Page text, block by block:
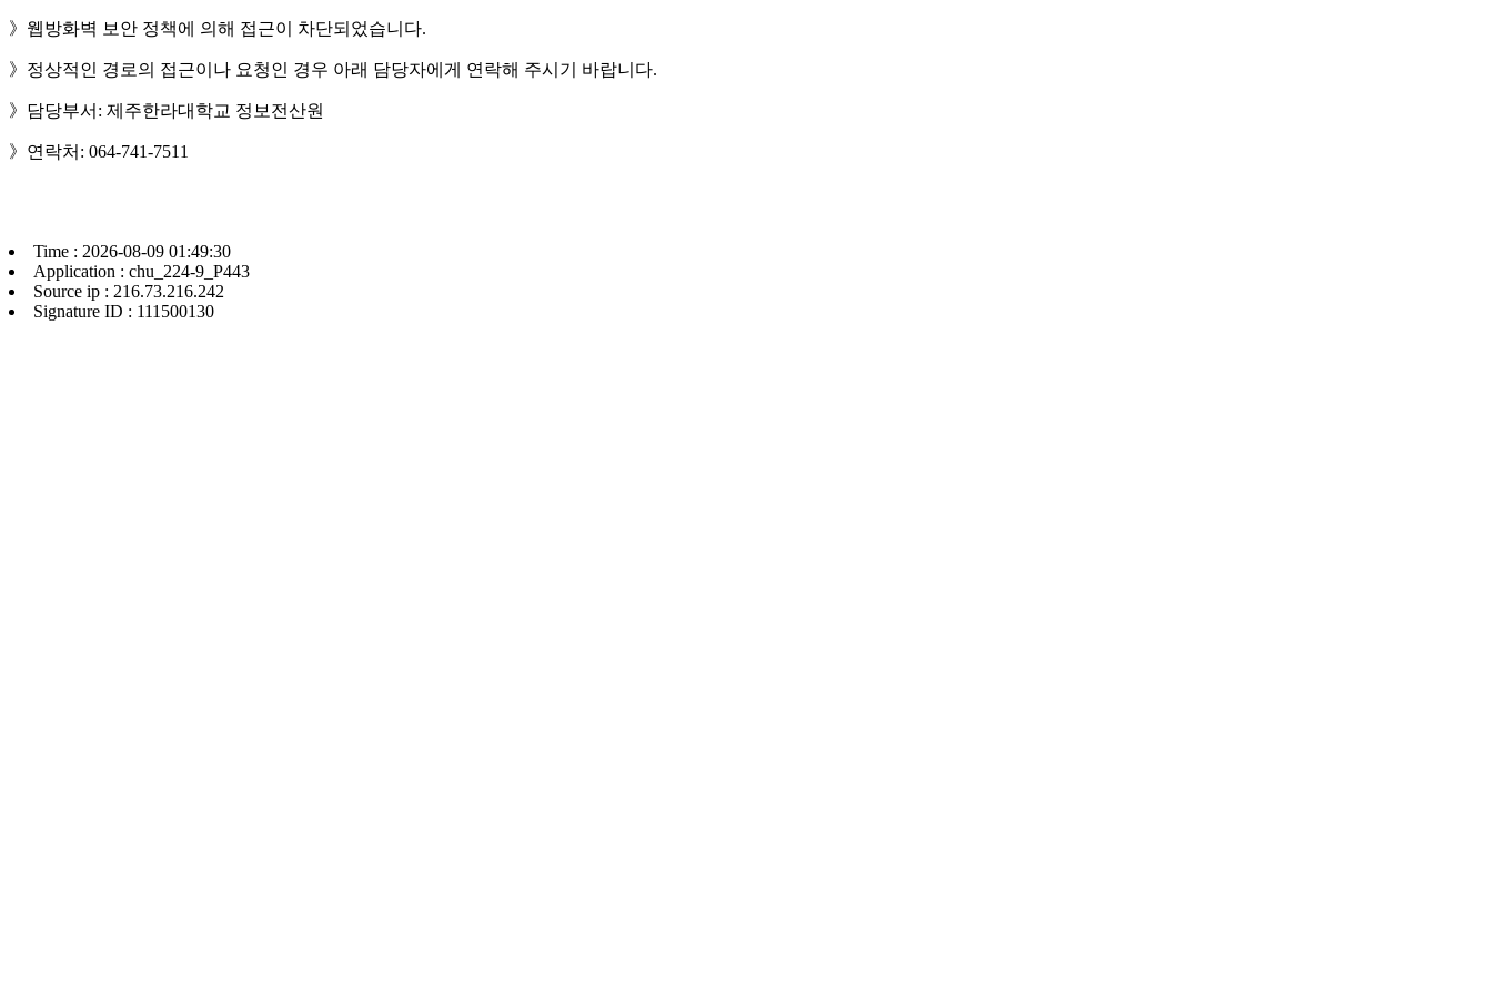
》웹방화벽 보안 정책에 의해 접근이 차단되었습니다.
》정상적인 경로의 접근이나 요청인 경우 아래 담당자에게 연락해 주시기 바랍니다.
》담당부서: 제주한라대학교 정보전산원
》연락처: 064-741-7511
Time : 2026-08-09 01:49:30
Application : chu_224-9_P443
Source ip : 216.73.216.242
Signature ID : 111500130